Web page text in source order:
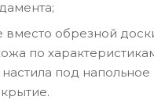
вместо обрезной
по
под напольное